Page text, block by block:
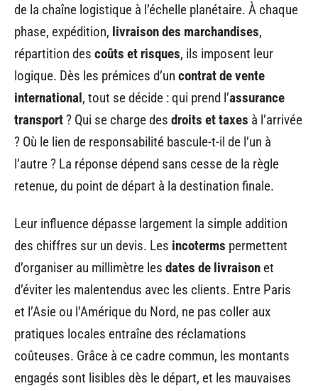
de la chaîne logistique à l’échelle planétaire. À chaque
phase, expédition, livraison des marchandises,
répartition des coûts et risques, ils imposent leur
logique. Dès les prémices d’un contrat de vente
international, tout se décide : qui prend l’assurance
transport? Qui se charge des droits et taxes à l’arrivée
? Où le lien de responsabilité bascule-t-il de l’un à
l’autre ? La réponse dépend sans cesse de la règle
retenue, du point de départ à la destination finale.
Leur influence dépasse largement la simple addition
des chiffres sur un devis. Les incoterms permettent
d’organiser au millimètre les dates de livraison et
d’éviter les malentendus avec les clients. Entre Paris
et l’Asie ou l’Amérique du Nord, ne pas coller aux
pratiques locales entraîne des réclamations
coûteuses. Grâce à ce cadre commun, les montants
engagés sont lisibles dès le départ, et les mauvaises